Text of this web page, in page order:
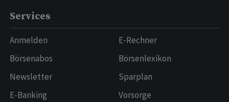
Services
Anmelden
Börsenabos
Newsletter
E-Banking
E-Rechner
Börsenlexikon
Sparplan
Vorsorge